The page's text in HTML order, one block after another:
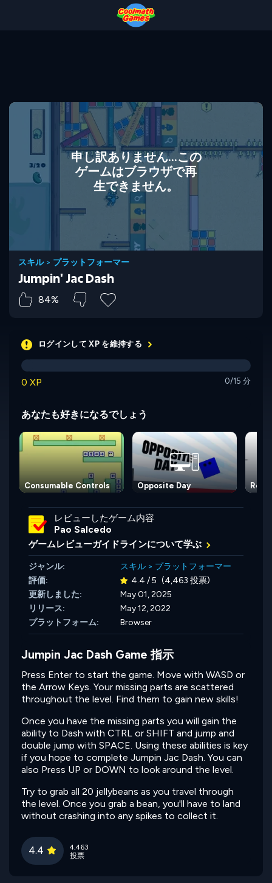
申し訳ありません...この
ゲームはブラウザで再
生できません。
スキル> プラットフォーマー
Jumpin' Jac Dash
84%
ログインして XP を維持する
0 XP 0/15 分
あなたも好きになるでしょう
Opposite Day
Consumable Controls
レビューしたゲーム内容
Pao Salcedo
ゲームレビューガイドラインについて学ぶ
ジャンル: スキル > プラットフォーマー
評価:
4.4 / 5 (4,463 投票)
更新しました:
May 01, 2025
リリース:
May 12, 2022
プラットフォーム:
Browser
Jumpin Jac Dash Game 指示
Press Enter to start the game. Move with WASD or
the Arrow Keys. Your missing parts are scattered
throughout the level. Find them to gain new skills!
Once you have the missing parts you will gain the
ability to Dash with CTRL or SHIFT and jump and
double jump with SPACE. Using these abilities is key
if you hope to complete Jumpin Jac Dash. You can
also Press UP or DOWN to look around the level.
Try to grab all 20 jellybeans as you travel through
the level. Once you grab a bean, you'll have to land
without crashing into any spikes to collect it.
4.4
4,463
投票